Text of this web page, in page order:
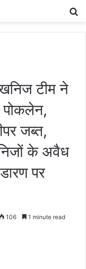
टीम ने
पोकलेन,
जब्त,
के अवैध
पर
106 1 minute read